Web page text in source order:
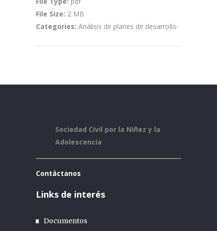
File Size: 2 MB
Categories: Análisis de planes de desarrollo
Sociedad Civil por la Niñez y la
Adolescencia
Contáctanos
Links de interés
Documentos